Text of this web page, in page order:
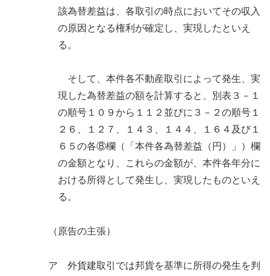
該為替差益は、各取引の時点においてその収入
の原因となる権利が確定し、実現したといえ
る。
そして、本件各不動産取引によって発生、実
現した為替差益の額を計算すると、別表３－１
の順号１０９から１１２並びに３－２の順号１
２６、１２７、１４３、１４４、１６４及び１
６５の各⑧欄（「本件各為替差益（円）」）欄
の金額となり、これらの金額が、本件各年分に
おける所得として発生し、実現したものといえ
る。
（原告の主張）
ア 外貨建取引では邦貨を基準に所得の発生を判